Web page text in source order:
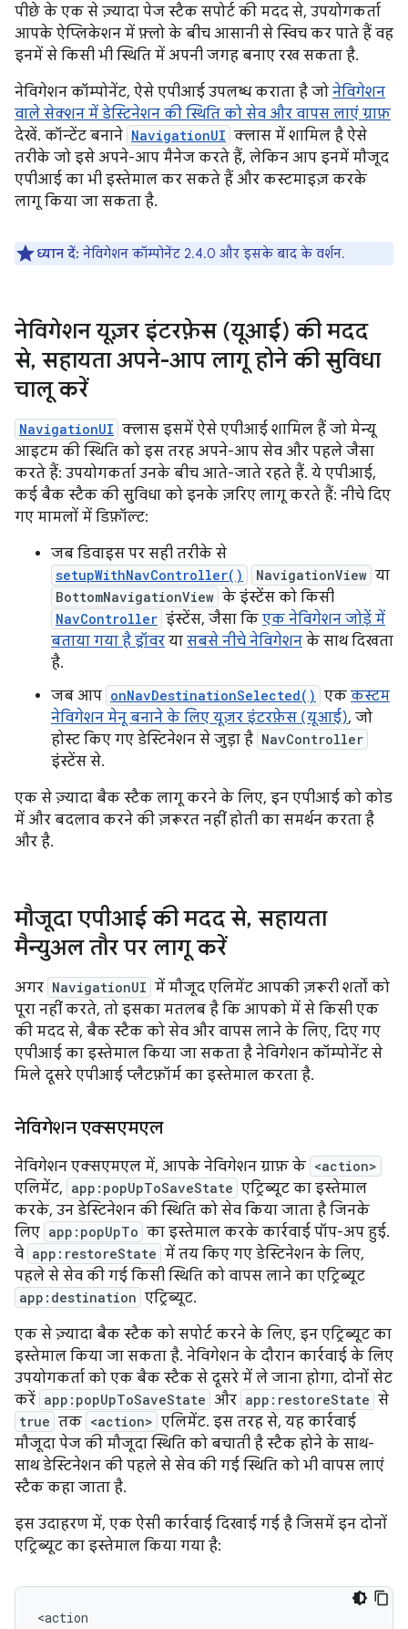
पीछे के एक से ज़्यादा पेज स्टैक सपोर्ट की मदद से, उपयोगकर्ता
आपके ऐप्लिकेशन में फ़्लो के बीच आसानी से स्विच कर पाते हैं वह
इनमें से किसी भी स्थिति में अपनी जगह बनाए रख सकता है.
नेविगेशन कॉम्पोनेंट, ऐसे एपीआई उपलब्ध कराता है जो नेविगेशन
वाले सेक्शन में डेस्टिनेशन की स्थिति को सेव और वापस लाएं ग्राफ़
देखें. कॉन्टेंट बनाने NavigationUI क्लास में शामिल है ऐसे
तरीके जो इसे अपने-आप मैनेज करते हैं, लेकिन आप इनमें मौजूद
एपीआई का भी इस्तेमाल कर सकते हैं और कस्टमाइज़ करके
लागू किया जा सकता है.
ध्यान दें: नेविगेशन कॉम्पोनेंट 2.4.0 और इसके बाद के वर्शन.
नेविगेशन यूज़र इंटरफ़ेस (यूआई) की मदद
से, सहायता अपने-आप लागू होने की सुविधा
चालू करें
NavigationUI क्लास इसमें ऐसे एपीआई शामिल हैं जो मेन्यू
आइटम की स्थिति को इस तरह अपने-आप सेव और पहले जैसा
करते हैं: उपयोगकर्ता उनके बीच आते-जाते रहते हैं. ये एपीआई,
कई बैक स्टैक की सुविधा को इनके ज़रिए लागू करते हैं: नीचे दिए
गए मामलों में डिफ़ॉल्ट:
जब डिवाइस पर सही तरीके से
setupWithNavController() NavigationView या
BottomNavigationView के इंस्टेंस को किसी
NavController इंस्टेंस, जैसा कि एक नेविगेशन जोड़ें में
बताया गया है ड्रॉवर या सबसे नीचे नेविगेशन के साथ दिखता
है.
जब आप onNavDestinationSelected() एक कस्टम
नेविगेशन मेनू बनाने के लिए यूज़र इंटरफ़ेस (यूआई), जो
होस्ट किए गए डेस्टिनेशन से जुड़ा है NavController
इंस्टेंस से.
एक से ज़्यादा बैक स्टैक लागू करने के लिए, इन एपीआई को कोड
में और बदलाव करने की ज़रूरत नहीं होती का समर्थन करता है
और है.
मौजूदा एपीआई की मदद से, सहायता
मैन्युअल तौर पर लागू करें
अगर NavigationUI में मौजूद एलिमेंट आपकी ज़रूरी शर्तों को
पूरा नहीं करते, तो इसका मतलब है कि आपको में से किसी एक
की मदद से, बैक स्टैक को सेव और वापस लाने के लिए, दिए गए
एपीआई का इस्तेमाल किया जा सकता है नेविगेशन कॉम्पोनेंट से
मिले दूसरे एपीआई प्लैटफ़ॉर्म का इस्तेमाल करता है.
नेविगेशन एक्सएमएल
नेविगेशन एक्सएमएल में, आपके नेविगेशन ग्राफ़ के <action>
एलिमेंट, app:popUpToSaveState एट्रिब्यूट का इस्तेमाल
करके, उन डेस्टिनेशन की स्थिति को सेव किया जाता है जिनके
लिए app:popUpTo का इस्तेमाल करके कार्रवाई पॉप-अप हुई.
वे app:restoreState में तय किए गए डेस्टिनेशन के लिए,
पहले से सेव की गई किसी स्थिति को वापस लाने का एट्रिब्यूट
app:destination एट्रिब्यूट.
एक से ज़्यादा बैक स्टैक को सपोर्ट करने के लिए, इन एट्रिब्यूट का
इस्तेमाल किया जा सकता है. नेविगेशन के दौरान कार्रवाई के लिए
उपयोगकर्ता को एक बैक स्टैक से दूसरे में ले जाना होगा, दोनों सेट
करें app:popUpToSaveState और app:restoreState से
true तक <action> एलिमेंट. इस तरह से, यह कार्रवाई
मौजूदा पेज की मौजूदा स्थिति को बचाती है स्टैक होने के साथ-
साथ डेस्टिनेशन की पहले से सेव की गई स्थिति को भी वापस लाएं
स्टैक कहा जाता है.
इस उदाहरण में, एक ऐसी कार्रवाई दिखाई गई है जिसमें इन दोनों
एट्रिब्यूट का इस्तेमाल किया गया है: